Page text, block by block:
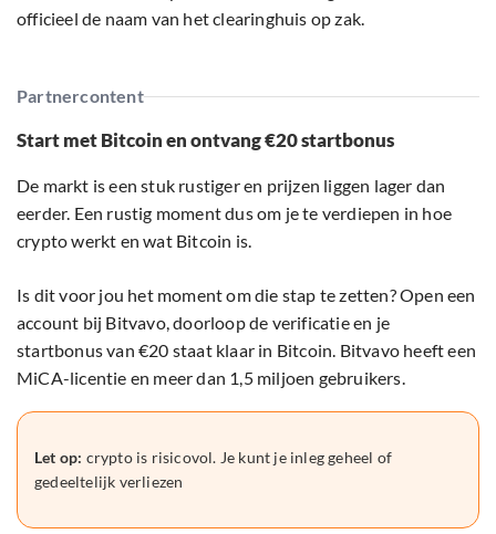
officieel de naam van het clearinghuis op zak.
Partnercontent
Start met Bitcoin en ontvang €20 startbonus
De markt is een stuk rustiger en prijzen liggen lager dan
eerder. Een rustig moment dus om je te verdiepen in hoe
crypto werkt en wat Bitcoin is.
Is dit voor jou het moment om die stap te zetten? Open een
account bij Bitvavo, doorloop de verificatie en je
startbonus van €20 staat klaar in Bitcoin. Bitvavo heeft een
MiCA-licentie en meer dan 1,5 miljoen gebruikers.
Let op: crypto is risicovol. Je kunt je inleg geheel of
gedeeltelijk verliezen